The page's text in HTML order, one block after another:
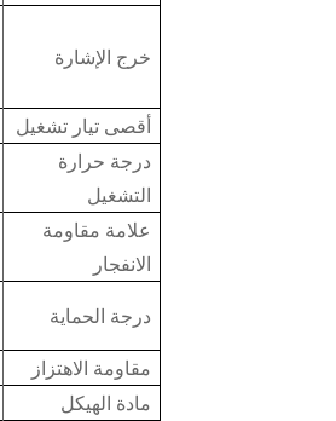
خرج الإشارة
أقصى تيار تشغيل
درجة حرارة
التشغيل
علامة مقاومة
الانفجار
درجة الحماية
مقاومة الاهتزاز
مادة الهيكل